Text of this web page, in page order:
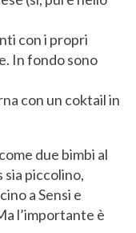
con i propri
In fondo sono
con un coktail in
due bimbi al
sia piccolino,
a Sensi e
l’importante è